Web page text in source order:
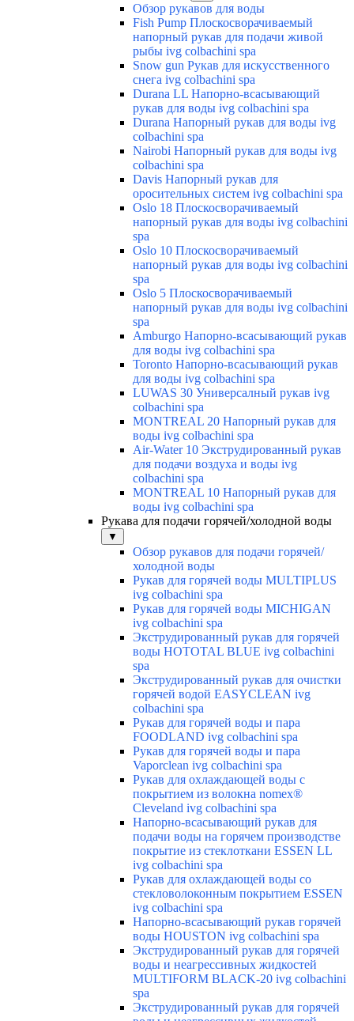
Обзор рукавов для воды
Fish Pump Плоскосворачиваемый
напорный рукав для подачи живой
рыбы ivg colbachini spa
Snow gun Рукав для искусственного
снега ivg colbachini spa
Durana LL Напорно-всасывающий
рукав для воды ivg colbachini spa
Durana Напорный рукав для воды ivg
colbachini spa
Nairobi Напорный рукав для воды ivg
colbachini spa
Davis Напорный рукав для
оросительных систем ivg colbachini spa
Oslo 18 Плоскосворачиваемый
напорный рукав для воды ivg colbachini
spa
Oslo 10 Плоскосворачиваемый
напорный рукав для воды ivg colbachini
spa
Oslo 5 Плоскосворачиваемый
напорный рукав для воды ivg colbachini
spa
Amburgo Напорно-всасывающий рукав
для воды ivg colbachini spa
Toronto Напорно-всасывающий рукав
для воды ivg colbachini spa
LUWAS 30 Универсалный рукав ivg
colbachini spa
MONTREAL 20 Напорный рукав для
воды ivg colbachini spa
Air-Water 10 Экструдированный рукав
для подачи воздуха и воды ivg
colbachini spa
MONTREAL 10 Напорный рукав для
воды ivg colbachini spa
Рукава для подачи горячей/холодной воды
▼
Обзор рукавов для подачи горячей/
холодной воды
Рукав для горячей воды MULTIPLUS
ivg colbachini spa
Рукав для горячей воды MICHIGAN
ivg colbachini spa
Экструдированный рукав для горячей
воды HOTOTAL BLUE ivg colbachini
spa
Экструдированный рукав для очистки
горячей водой EASYCLEAN ivg
colbachini spa
Рукав для горячей воды и пара
FOODLAND ivg colbachini spa
Рукав для горячей воды и пара
Vaporclean ivg colbachini spa
Рукав для охлаждающей воды с
покрытием из волокна nomex®
Cleveland ivg colbachini spa
Напорно-всасывающий рукав для
подачи воды на горячем производстве
покрытие из стеклоткани ESSEN LL
ivg colbachini spa
Рукав для охлаждающей воды со
стекловолоконным покрытием ESSEN
ivg colbachini spa
Напорно-всасывающий рукав горячей
воды HOUSTON ivg colbachini spa
Экструдированный рукав для горячей
воды и неагрессивных жидкостей
MULTIFORM BLACK-20 ivg colbachini
spa
Экструдированный рукав для горячей